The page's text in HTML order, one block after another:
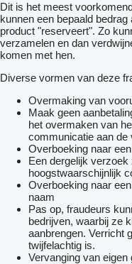
Dit is het meest
kunnen een bepaald
product "reserveert". Zo
verzamelen en dan
komen met hen.
Diverse vormen van deze
Overmaking van
Maak geen
het overmaken van
communicatie aan de
Overboeking naar
Een dergelijk
hoogstwaarschijnlijk
Overboeking naar
naam
Pas op, fraudeurs
bedrijven, waarbij ze
aanbrengen. Verricht
twijfelachtig is.
Vervanging van